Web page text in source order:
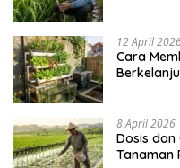
12 April
Cara
8 April 2026
Dosis dan
Tanaman